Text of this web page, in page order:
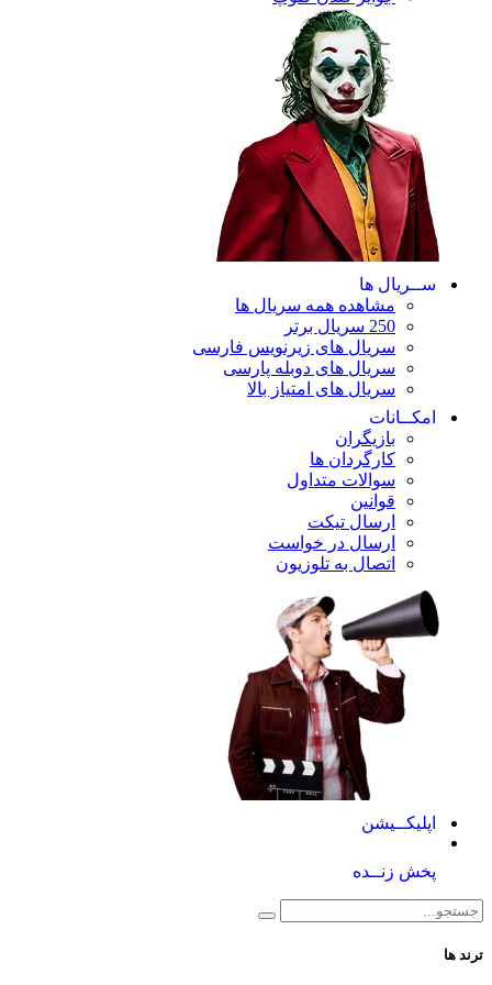
ها
مشاهده همه سریال ها
سریال های زیرنویس فارسی
سریال های دوبله پارسی
سریال های امتیاز بالا
کارگردان ها
سوالات متداول
ارسال تیکت
ارسال در خواست
اتصال به تلوزیون
زنــده